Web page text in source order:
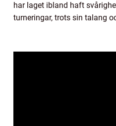
har laget ibland haft
turneringar, trots sin talang